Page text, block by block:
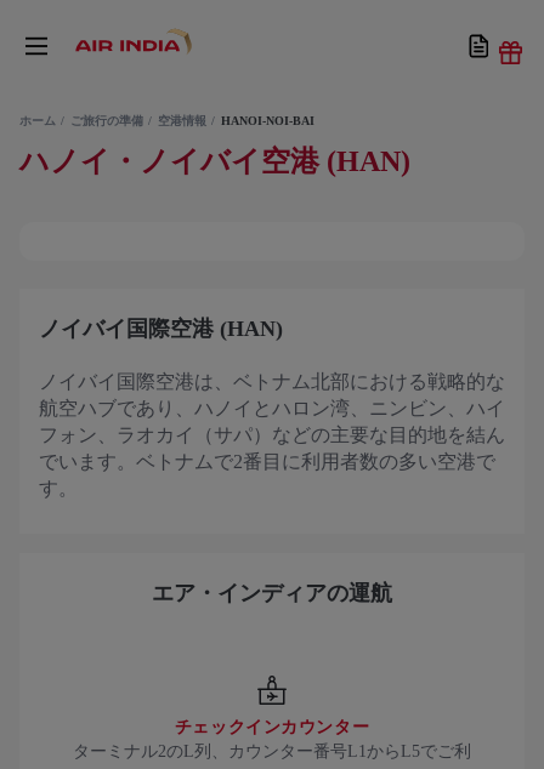
ホーム ご旅行の準備 空港情報 HANOI-NOI-BAI
ハノイ・ノイバイ空港 (HAN)
ノイバイ国際空港 (HAN)
ノイバイ国際空港は、ベトナム北部における戦略的な
航空ハブであり、ハノイとハロン湾、ニンビン、ハイ
フォン、ラオカイ（サパ）などの主要な目的地を結ん
でいます。ベトナムで2番目に利用者数の多い空港で
す。
エア・インディアの運航
チェックインカウンター
ターミナル2のL列、カウンター番号L1からL5でご利